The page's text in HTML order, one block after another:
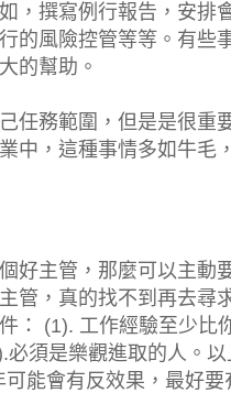
，撰寫例行報告，安排
的風險控管等等。有些
的幫助。
任務範圍，但是是很重
中，這種事情多如牛毛
好主管，那麼可以主動
管，真的找不到再去尋
： (1). 工作經驗至少比
必須是樂觀進取的人。
能會有反效果，最好